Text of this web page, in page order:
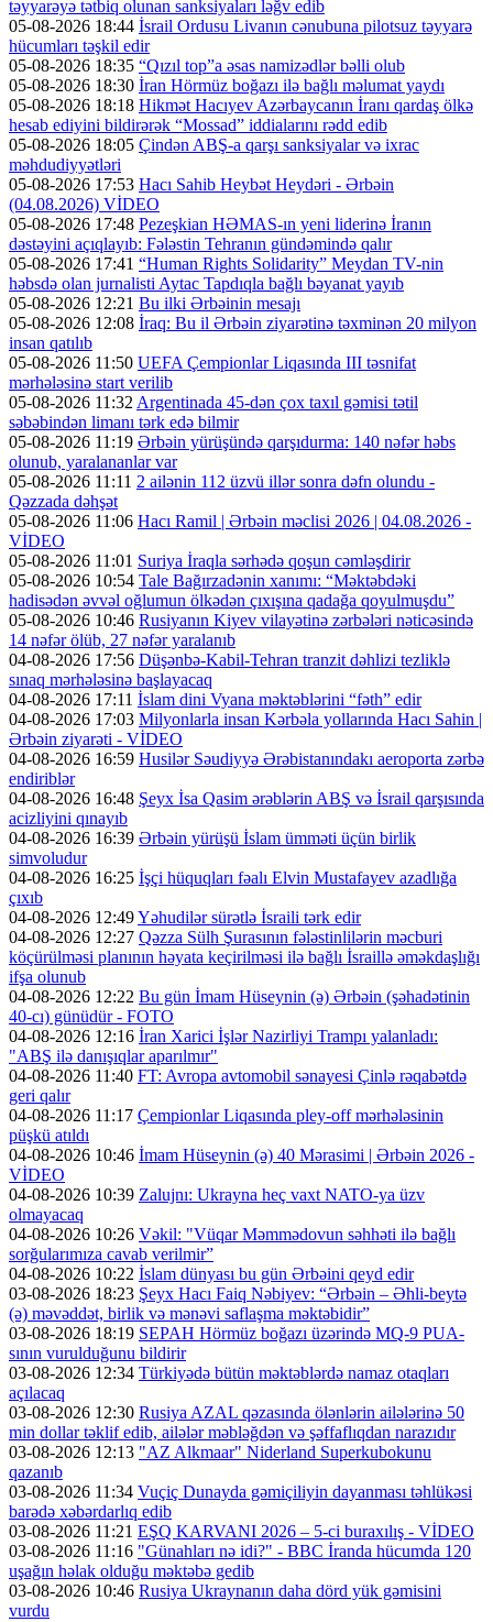
təyyarəyə tətbiq olunan sanksiyaları ləğv edib
05-08-2026 18:44 İsrail Ordusu Livanın cənubuna pilotsuz təyyarə
hücumları təşkil edir
05-08-2026 18:35 “Qızıl top”a əsas namizədlər bəlli olub
05-08-2026 18:30 İran Hörmüz boğazı ilə bağlı məlumat yaydı
05-08-2026 18:18 Hikmət Hacıyev Azərbaycanın İranı qardaş ölkə
hesab ediyini bildirərək “Mossad” iddialarını rədd edib
05-08-2026 18:05 Çindən ABŞ-a qarşı sanksiyalar və ixrac
məhdudiyyətləri
05-08-2026 17:53 Hacı Sahib Heybət Heydəri - Ərbəin
(04.08.2026) VİDEO
05-08-2026 17:48 Pezeşkian HƏMAS-ın yeni liderinə İranın
dəstəyini açıqlayıb: Fələstin Tehranın gündəmində qalır
05-08-2026 17:41 “Human Rights Solidarity” Meydan TV-nin
həbsdə olan jurnalisti Aytac Tapdıqla bağlı bəyanat yayıb
05-08-2026 12:21 Bu ilki Ərbəinin mesajı
05-08-2026 12:08 İraq: Bu il Ərbəin ziyarətinə təxminən 20 milyon
insan qatılıb
05-08-2026 11:50 UEFA Çempionlar Liqasında III təsnifat
mərhələsinə start verilib
05-08-2026 11:32 Argentinada 45-dən çox taxıl gəmisi tətil
səbəbindən limanı tərk edə bilmir
05-08-2026 11:19 Ərbəin yürüşündə qarşıdurma: 140 nəfər həbs
olunub, yaralananlar var
05-08-2026 11:11 2 ailənin 112 üzvü illər sonra dəfn olundu -
Qəzzada dəhşət
05-08-2026 11:06 Hacı Ramil | Ərbəin məclisi 2026 | 04.08.2026 -
VİDEO
05-08-2026 11:01 Suriya İraqla sərhədə qoşun cəmləşdirir
05-08-2026 10:54 Tale Bağırzadənin xanımı: “Məktəbdəki
hadisədən əvvəl oğlumun ölkədən çıxışına qadağa qoyulmuşdu”
05-08-2026 10:46 Rusiyanın Kiyev vilayətinə zərbələri nəticəsində
14 nəfər ölüb, 27 nəfər yaralanıb
04-08-2026 17:56 Düşənbə-Kabil-Tehran tranzit dəhlizi tezliklə
sınaq mərhələsinə başlayacaq
04-08-2026 17:11 İslam dini Vyana məktəblərini “fəth” edir
04-08-2026 17:03 Milyonlarla insan Kərbəla yollarında Hacı Sahin |
Ərbəin ziyarəti - VİDEO
04-08-2026 16:59 Husilər Səudiyyə Ərəbistanındakı aeroporta zərbə
endiriblər
04-08-2026 16:48 Şeyx İsa Qasim ərəblərin ABŞ və İsrail qarşısında
acizliyini qınayıb
04-08-2026 16:39 Ərbəin yürüşü İslam ümməti üçün birlik
simvoludur
04-08-2026 16:25 İşçi hüquqları fəalı Elvin Mustafayev azadlığa
çıxıb
04-08-2026 12:49Yəhudilər sürətlə İsraili tərk edir
04-08-2026 12:27 Qəzza Sülh Şurasının fələstinlilərin məcburi
köçürülməsi planının həyata keçirilməsi ilə bağlı İsraillə əməkdaşlığı
ifşa olunub
04-08-2026 12:22 Bu gün İmam Hüseynin (ə) Ərbəin (şəhadətinin
40-cı) günüdür - FOTO
04-08-2026 12:16 İran Xarici İşlər Nazirliyi Trampı yalanladı:
"ABŞ ilə danışıqlar aparılmır"
04-08-2026 11:40 FT: Avropa avtomobil sənayesi Çinlə rəqabətdə
geri qalır
04-08-2026 11:17 Çempionlar Liqasında pley-off mərhələsinin
püşkü atıldı
04-08-2026 10:46 İmam Hüseynin (ə) 40 Mərasimi | Ərbəin 2026 -
VİDEO
04-08-2026 10:39 Zalujnı: Ukrayna heç vaxt NATO-ya üzv
olmayacaq
04-08-2026 10:26 Vəkil: "Vüqar Məmmədovun səhhəti ilə bağlı
sorğularımıza cavab verilmir”
04-08-2026 10:22 İslam dünyası bu gün Ərbəini qeyd edir
03-08-2026 18:23 Şeyx Hacı Faiq Nəbiyev: “Ərbəin – Əhli-beytə
(ə) məvəddət, birlik və mənəvi saflaşma məktəbidir”
03-08-2026 18:19 SEPAH Hörmüz boğazı üzərində MQ-9 PUA-
sının vurulduğunu bildirir
03-08-2026 12:34 Türkiyədə bütün məktəblərdə namaz otaqları
açılacaq
03-08-2026 12:30 Rusiya AZAL qəzasında ölənlərin ailələrinə 50
min dollar təklif edib, ailələr məbləğdən və şəffaflıqdan narazıdır
03-08-2026 12:13 "AZ Alkmaar" Niderland Superkubokunu
qazanıb
03-08-2026 11:34 Vuçiç Dunayda gəmiçiliyin dayanması təhlükəsi
barədə xəbərdarlıq edib
03-08-2026 11:21 EŞQ KARVANI 2026 – 5-ci buraxılış - VİDEO
03-08-2026 11:16 "Günahları nə idi?" - BBC İranda hücumda 120
uşağın həlak olduğu məktəbə gedib
03-08-2026 10:46 Rusiya Ukraynanın daha dörd yük gəmisini
vurdu